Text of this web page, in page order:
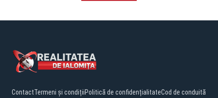
ContactTermeni și condițiiPolitică de confidențialitateCod de conduită